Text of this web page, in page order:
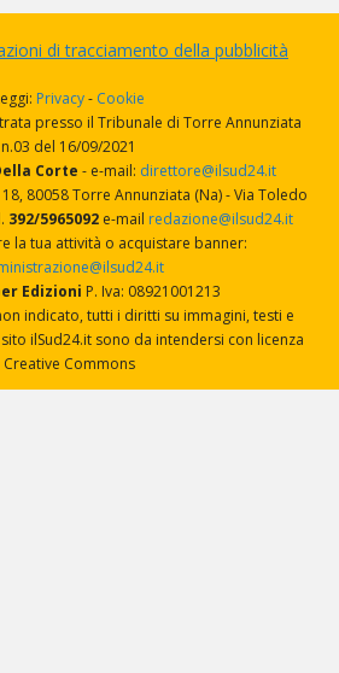
di tracciamento della pubblicità
Privacy- Cookie
presso il Tribunale di Torre Annunziata
n.03 del 16/09/2021
Corte - e-mail: direttore@ilsud24.it
80058 Torre Annunziata (Na) - Via Toledo
392/5965092 e-mail redazione@ilsud24.it
la tua attività o acquistare banner:
Edizioni P. Iva: 08921001213
indicato, tutti i diritti su immagini, testi e
ilSud24.it sono da intendersi con licenza
Creative Commons